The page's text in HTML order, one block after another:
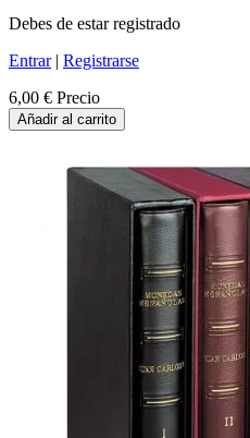
Debes de estar registrado
Entrar| Registrarse
6,00 € Precio
Añadir al carrito